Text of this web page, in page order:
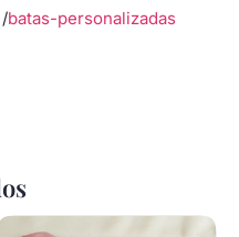
/batas-personalizadas